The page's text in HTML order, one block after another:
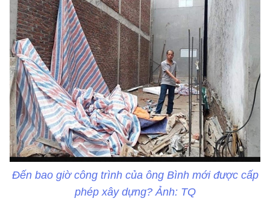
Đến bao giờ công trình của ông Bình mới được cấp
phép xây dựng? Ảnh: TQ